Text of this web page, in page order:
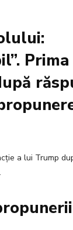
a lui Trump